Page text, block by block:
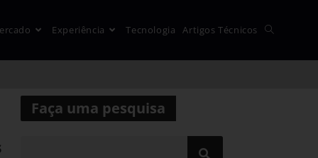
Experiência Tecnologia Artigos Técnicos
Faça uma pesquisa